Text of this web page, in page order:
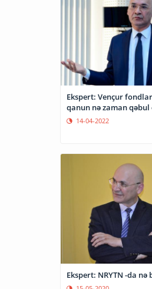
Ekspert: Vençur
qanun nə zaman qəbul
14-04-2022
Ekspert: NRYTN -da nə